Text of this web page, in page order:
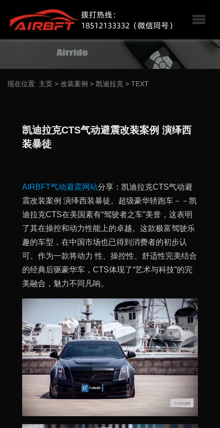
现在位置: 主页 > 改装案例 > 凯迪拉克 > TEXT
凯迪拉克CTS气动避震改装案例 演绎西
装暴徒
AIRBFT气动避震网站分享：凯迪拉克CTS气动避
震改装案例 演绎西装暴徒。超级豪华轿跑车－－凯
迪拉克CTS在美国素有“驾驶者之车”美誉，这表明
了其在操控和动力性能上的卓越。这款极富驾驶乐
趣的车型，在中国市场也已得到消费者的初步认
可。作为一款将动力 性、操控性、舒适性完美结合
的经典后驱豪华车，CTS体现了“艺术与科技”的完
美融合，魅力不同凡响。